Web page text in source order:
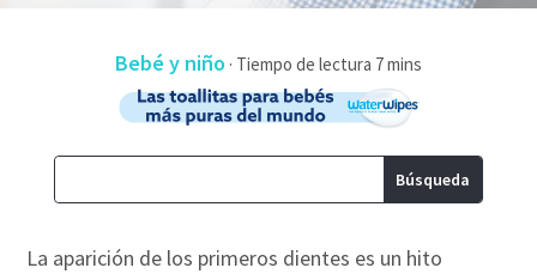
Bebé y niño ·
La aparición de los primeros dientes es un hito